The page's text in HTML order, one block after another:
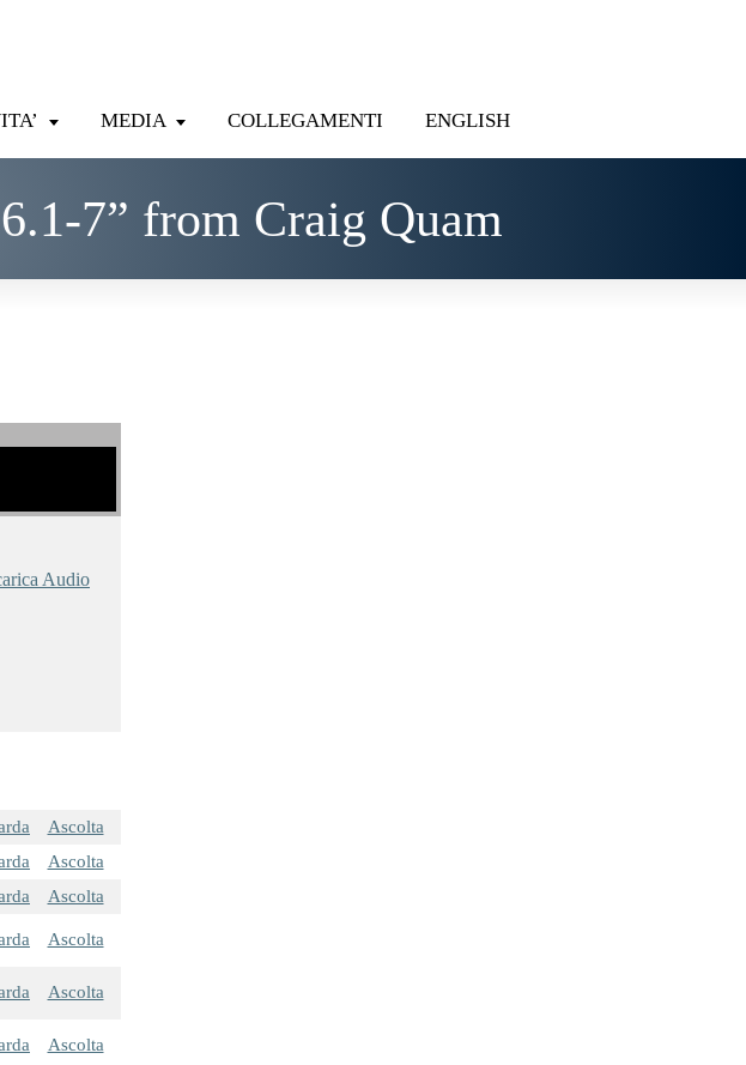
MEDIA COLLEGAMENTI ENGLISH
7” from Craig Quam
Audio
Ascolta
Ascolta
Ascolta
Ascolta
Ascolta
Ascolta